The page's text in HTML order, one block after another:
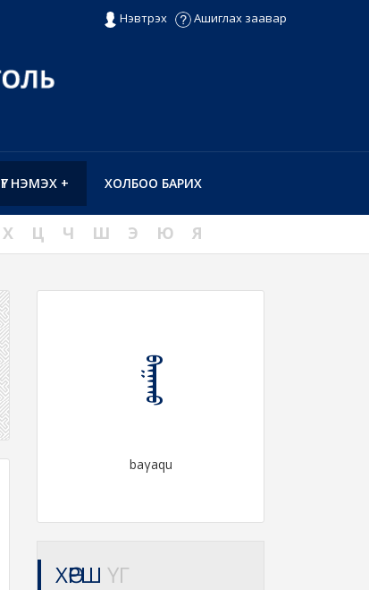
Нэвтрэх Ашиглах заавар
ХОЛБОО БАРИХ
ҮГ НЭМЭХ +
Х Ц Ч Ш Э Ю Я
ᠪᠠᠭᠠᠬᠤ
baγaqu
ХӨРШ ҮГ